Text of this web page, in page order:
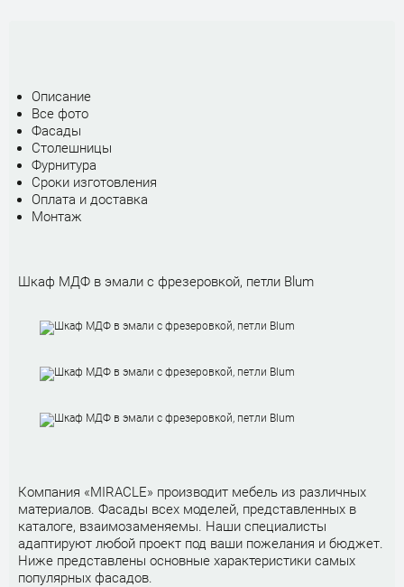
Описание
Все фото
Фасады
Столешницы
Фурнитура
Сроки изготовления
Оплата и доставка
Монтаж
Шкаф МДФ в эмали с фрезеровкой, петли Blum
Компания «MIRACLE» производит мебель из различных
материалов. Фасады всех моделей, представленных в
каталоге, взаимозаменяемы. Наши специалисты
адаптируют любой проект под ваши пожелания и бюджет.
Ниже представлены основные характеристики самых
популярных фасадов.